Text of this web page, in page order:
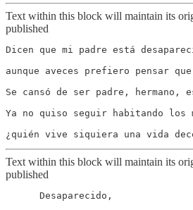
Text within this block will maintain its
published
Dicen que mi padre está
aunque aveces prefiero pensar
Se cansó de ser padre, hermano,
Ya no quiso seguir habitando los
Text within this block will maintain its
published
      Desaparecido,